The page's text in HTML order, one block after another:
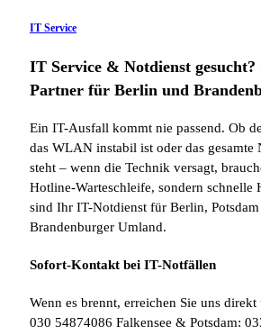
IT Service
IT Service & Notdienst
Partner für Berlin und
Ein IT-Ausfall kommt nie passend. Ob
das WLAN instabil ist oder das gesamte
steht – wenn die Technik versagt,
Hotline-Warteschleife, sondern
sind Ihr IT-Notdienst für Berlin, Potsdam
Brandenburger Umland.
Sofort-Kontakt bei IT-Notfällen
Wenn es brennt, erreichen Sie uns
030 54874086 Falkensee & Potsdam: